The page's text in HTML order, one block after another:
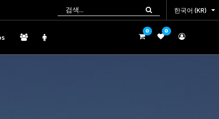
한국어 (KR)
0 0
한국어 (KR)
0 0